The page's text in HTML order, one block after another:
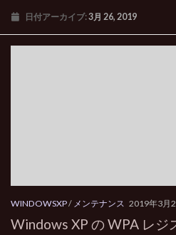
日付アーカイブ:3月 26, 2019
WINDOWSXP/ メンテナンス 2019年3月
Windows XP の WPA レジ